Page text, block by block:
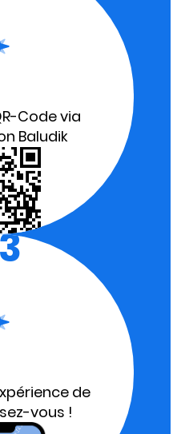
Code via
Baludik
de
vous !